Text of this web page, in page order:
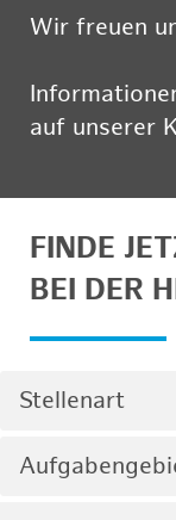
Wir freuen
auf unserer
FINDE
BEI DER
Stellenart